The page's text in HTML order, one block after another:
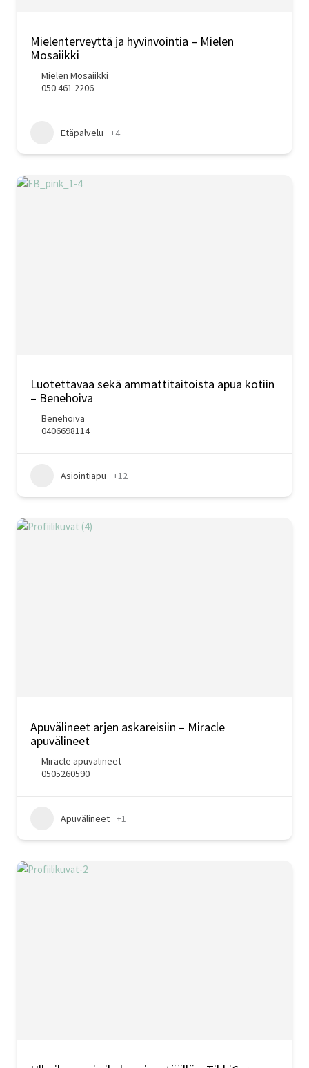
Mielenterveyttä ja hyvinvointia – Mielen
Mosaiikki
Mielen Mosaiikki
050 461 2206
Etäpalvelu +4
Luotettavaa sekä ammattitaitoista apua kotiin
– Benehoiva
Benehoiva
0406698114
Asiointiapu +12
Apuvälineet arjen askareisiin – Miracle
apuvälineet
Miracle apuvälineet
0505260590
Apuvälineet +1